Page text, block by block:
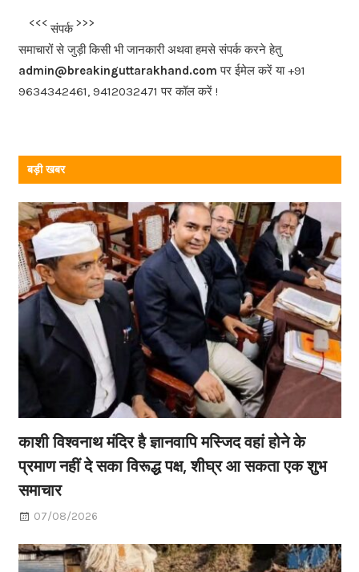
b
o
o
k
<<< संपर्क >>>
समाचारों से जुड़ी किसी भी जानकारी अथवा हमसे संपर्क करने हेतु
admin@breakinguttarakhand.com पर ईमेल करें या +91
9634342461, 9412032471 पर कॉल करें !
बड़ी खबर
काशी विश्वनाथ मंदिर है ज्ञानवापि मस्जिद वहां होने के
प्रमाण नहीं दे सका विरूद्ध पक्ष, शीघ्र आ सकता एक शुभ
समाचार
07/08/2026